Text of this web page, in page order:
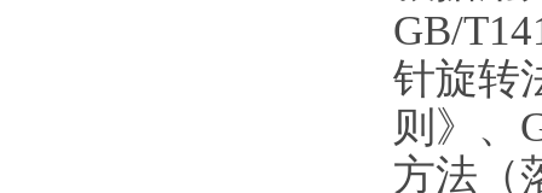
GB/
针旋转
则》、
方法（